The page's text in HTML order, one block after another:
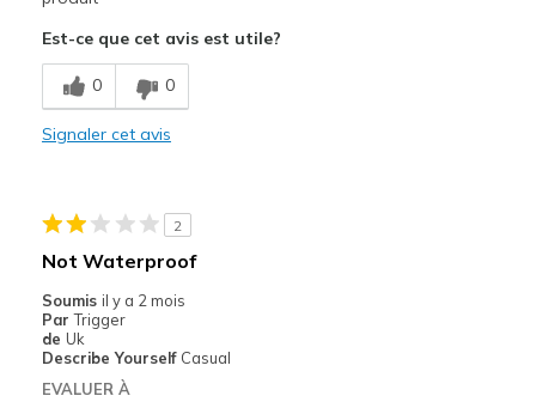
Le contre
Not enough padding. Could feel soft spikes.
Poor Cushioning
For golf.
Width
Feels too wide
Sizing
View On Shoes
Est-ce que cet avis est utile?
0 0
Signaler cet avis
2
Not Waterproof
Soumis il y a 2 mois
Par Trigger
de Uk
Describe Yourself Casual
EVALUER À